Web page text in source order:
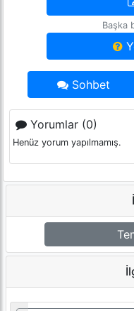
Başka
Sohbet
Yorumlar (0)
Henüz yorum yapılmamış.